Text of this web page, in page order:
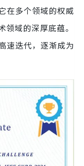
在多个领域的权威
域的深厚底蕴。
速迭代，逐渐成为